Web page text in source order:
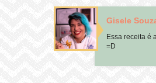
Gisele
Essa receita é
=D